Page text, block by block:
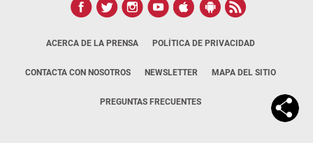
ACERCA DE LA PRENSA POLÍTICA DE PRIVACIDAD
CONTACTA CON NOSOTROS NEWSLETTER MAPA DEL SITIO
PREGUNTAS FRECUENTES